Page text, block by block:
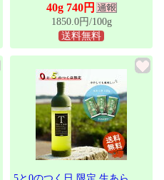
産品 産地直送 ギフト包装でき
ます 松田製茶 クリックポスト
40g 740円
1850.0円/100g
送料無料